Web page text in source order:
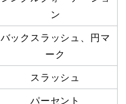
ン
バックスラッシュ、円マ
ーク
スラッシュ
パーセント